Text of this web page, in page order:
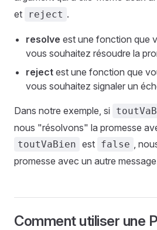
et reject .
resolve est une fonction que
vous souhaitez résoudre la
reject est une fonction que
vous souhaitez signaler un
Dans notre exemple, si
nous "résolvons" la promesse
toutVaBien est false ,
promesse avec un autre
Comment utiliser une